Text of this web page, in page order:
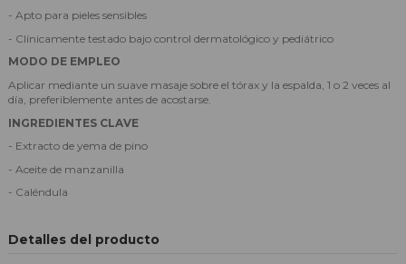
- Apto para pieles sensibles
- Clínicamente testado bajo control dermatológico y pediátrico
MODO DE EMPLEO
Aplicar mediante un suave masaje sobre el tórax y la espalda, 1 o 2 veces al
día, preferiblemente antes de acostarse.
INGREDIENTES CLAVE
- Extracto de yema de pino
- Aceite de manzanilla
- Caléndula
Detalles del producto